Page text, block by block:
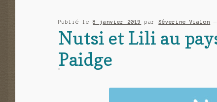
Paidge
Publié le8 janvier 2019 parSéverine Vialon
Nutsi et Lili au
Paidge